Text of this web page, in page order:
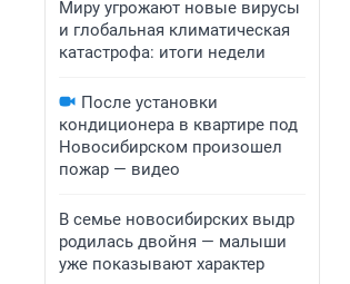
Миру угрожают новые вирусы
и глобальная климатическая
катастрофа: итоги недели
После установки
кондиционера в квартире под
Новосибирском произошел
пожар — видео
В семье новосибирских выдр
родилась двойня — малыши
уже показывают характер